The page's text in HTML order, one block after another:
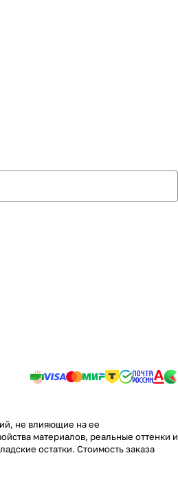
не влияющие на ее
материалов, реальные оттенки и
остатки. Стоимость заказа